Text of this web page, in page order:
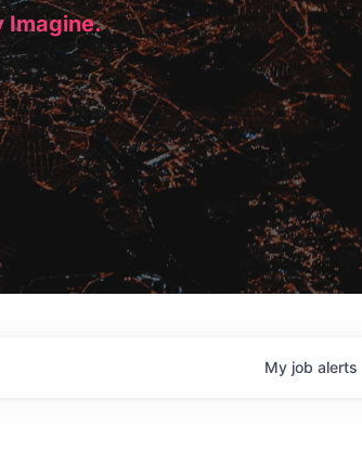
Imagine.
My job alerts